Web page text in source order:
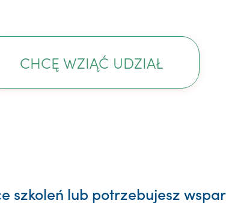
CHCĘ WZIĄĆ UDZIAŁ
szkoleń lub potrzebujesz